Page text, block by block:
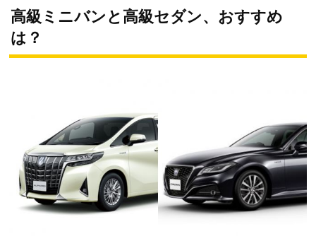
高級ミニバンと高級セダン、おすすめ
は？